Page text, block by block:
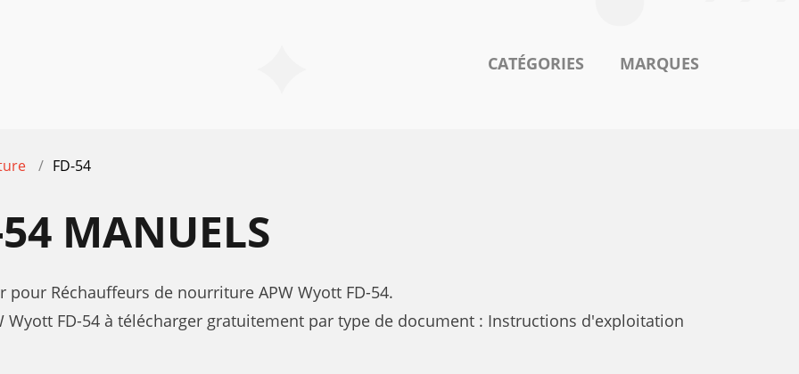
CATÉGORIES MARQUES
FD-54
MANUELS
Réchauffeurs de nourriture APW Wyott FD-54.
FD-54 à télécharger gratuitement par type de document : Instructions d'exploitation